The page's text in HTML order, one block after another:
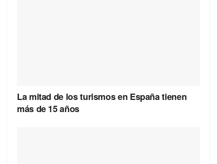
La mitad de los turismos en España tienen
más de 15 años